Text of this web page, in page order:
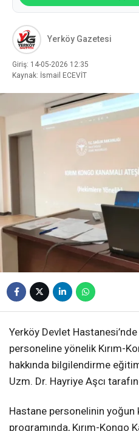
Yerköy Gazetesi
Giriş: 14-05-2026 12:35
Kaynak: İsmail ECEVİT
Yerköy Devlet
personeline yönelik Kırım-
hakkında bilgilendirme
Uzm. Dr. Hayriye Aşcı
Hastane personelinin yoğun
programında, Kırım-Kongo